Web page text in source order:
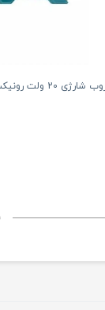
20 ولت رونیکس مدل 8922